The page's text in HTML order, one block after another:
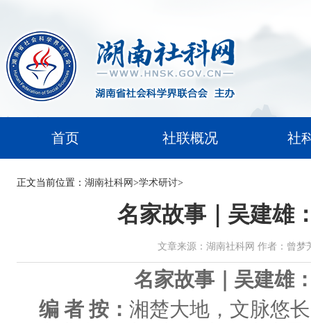
首页 社联概况 社
当前位置： 湖南社科网 >学术研讨>
正文
名家故事｜吴建雄
文章来源：湖南社科网 作者：曾梦
名家故事｜吴建雄
编 者 按： 湘楚大地，文脉悠